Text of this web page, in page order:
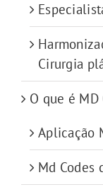
Cirurgia
O que é MD
Aplicação
Md Codes